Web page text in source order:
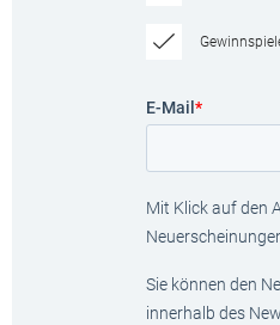
E-Mail *
Mit Klick auf den
Sie können den
innerhalb des